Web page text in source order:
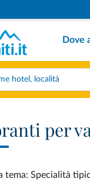
Dove
per
tema: Specialità